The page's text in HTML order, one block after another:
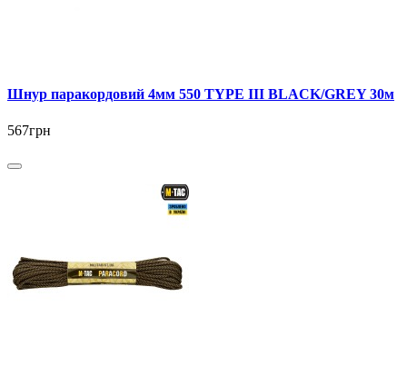
Шнур паракордовий 4мм 550 TYPE III BLACK/GREY 30м
567грн